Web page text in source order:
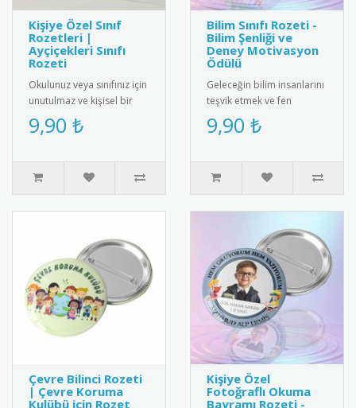
Kişiye Özel Sınıf
Rozetleri |
Ayçiçekleri Sınıfı
Rozeti
Okulunuz veya sınıfınız için
unutulmaz ve kişisel bir
hediye arıyorsanız, bu özel
tasarım sınıf roze..
9,90 ₺
Bilim Sınıfı Rozeti -
Bilim Şenliği ve
Deney Motivasyon
Ödülü
Geleceğin bilim insanlarını
teşvik etmek ve fen
bilimleri derslerini daha
eğlenceli hale getirmek iç..
9,90 ₺
Çevre Bilinci Rozeti
| Çevre Koruma
Kulübü için Rozet
Kişiye Özel
Fotoğraflı Okuma
Bayramı Rozeti -